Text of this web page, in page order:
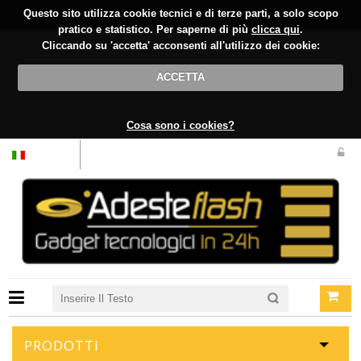
Questo sito utilizza cookie tecnici e di terze parti, a solo scopo
pratico e statistico. Per saperne di più clicca qui.
Cliccando su 'accetta' acconsenti all'utilizzo dei cookie:
ACCETTA
Cosa sono i cookies?
PRODOTTI